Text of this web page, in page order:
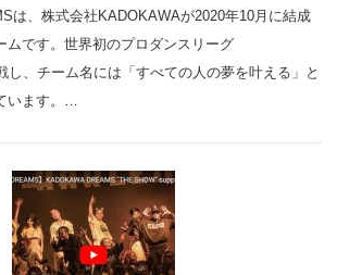
は、株式会社KADOKAWAが2020年10月に結成
ムです。世界初のプロダンスリーグ
し、チーム名には「すべての人の夢を叶える」と
います。…